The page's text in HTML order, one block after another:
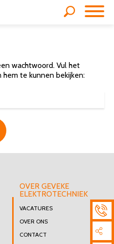
wachtwoord. Vul het
te kunnen bekijken:
OVER GEVEKE
ELEKTROTECHNIEK
VACATURES
OVER ONS
CONTACT